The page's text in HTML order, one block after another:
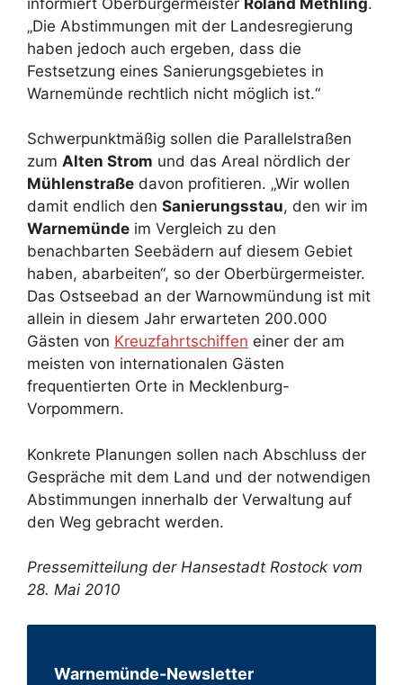
„Die Abstimmungen mit der Landesregierung
haben jedoch auch ergeben, dass die
Festsetzung eines Sanierungsgebietes in
Warnemünde rechtlich nicht möglich ist.“
Schwerpunktmäßig sollen die Parallelstraßen
zum Alten Strom und das Areal nördlich der
Mühlenstraße davon profitieren. „Wir wollen
damit endlich den Sanierungsstau, den wir im
Warnemünde im Vergleich zu den
benachbarten Seebädern auf diesem Gebiet
haben, abarbeiten“, so der Oberbürgermeister.
Das Ostseebad an der Warnowmündung ist mit
allein in diesem Jahr erwarteten 200.000
Gästen von Kreuzfahrtschiffen einer der am
meisten von internationalen Gästen
frequentierten Orte in Mecklenburg-
Vorpommern.
Konkrete Planungen sollen nach Abschluss der
Gespräche mit dem Land und der notwendigen
Abstimmungen innerhalb der Verwaltung auf
den Weg gebracht werden.
Pressemitteilung der Hansestadt Rostock vom
28. Mai 2010
Warnemünde-Newsletter